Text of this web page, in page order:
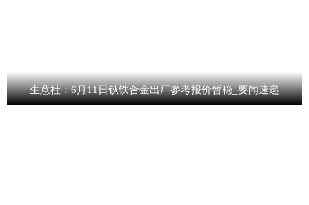
生意社：6月11日钬铁合金出厂参考报价暂稳_要闻速递